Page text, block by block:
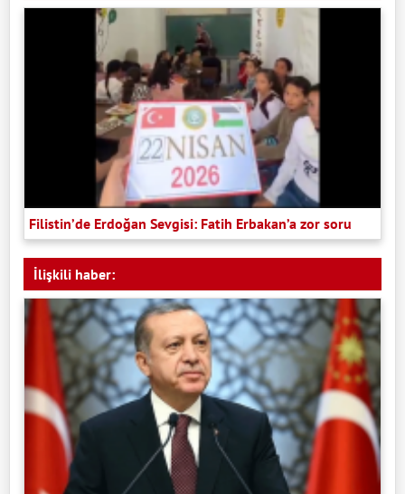
Filistin’de Erdoğan Sevgisi: Fatih Erbakan’a zor soru
İlişkili haber: